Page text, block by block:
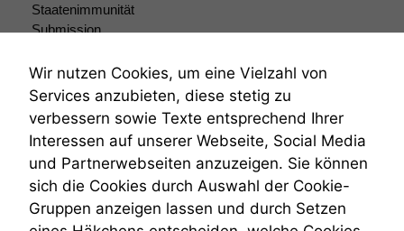
Staatenimmunität
Submission
Teilungsklage
Venezuela
VRK
Wiederherstellungsanordnung
Zivilprozessordnung
ZPO
Zustellfiktion
Zuständigkeit
Öffentliches Personalrecht
Wir nutzen Cookies, um eine Vielzahl von
Services anzubieten, diese stetig zu
verbessern sowie Texte entsprechend Ihrer
Interessen auf unserer Webseite, Social Media
und Partnerwebseiten anzuzeigen. Sie können
sich die Cookies durch Auswahl der Cookie-
Gruppen anzeigen lassen und durch Setzen
Daten auf.
Funktionalität
Einige
Funktionen auf
dieser Website
sind optional.
Wenn Sie
diese Option
deaktivieren,